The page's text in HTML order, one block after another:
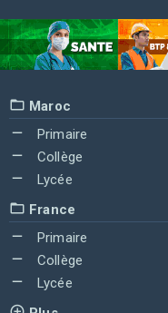
Maroc
Primaire
Collège
Lycée
France
Primaire
Collège
Lycée